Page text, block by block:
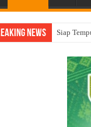
News Siap